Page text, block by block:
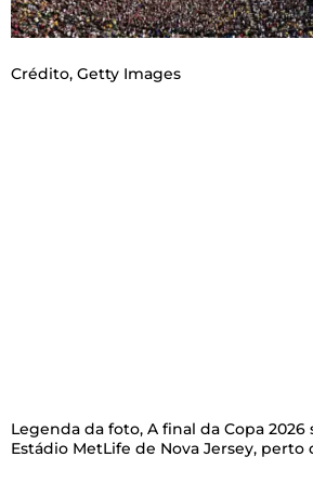
Crédito, Getty Images
Legenda da foto, A final da Copa
Estádio MetLife de Nova Jersey, perto